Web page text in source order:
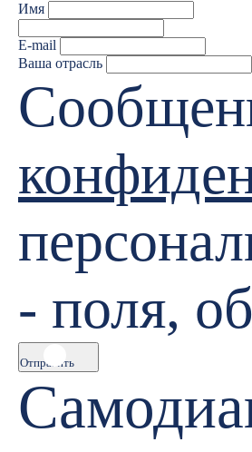
Имя
E-mail
Ваша отрасль
- поля,
Отправить